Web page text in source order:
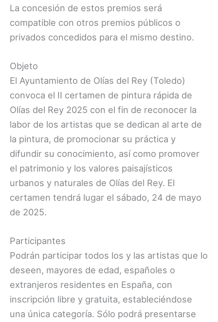
La concesión de estos premios será
compatible con otros premios públicos o
privados concedidos para el mismo destino.
Objeto
El Ayuntamiento de Olías del Rey (Toledo)
convoca el II certamen de pintura rápida de
Olías del Rey 2025 con el fin de reconocer la
labor de los artistas que se dedican al arte de
la pintura, de promocionar su práctica y
difundir su conocimiento, así como promover
el patrimonio y los valores paisajísticos
urbanos y naturales de Olías del Rey. El
certamen tendrá lugar el sábado, 24 de mayo
de 2025.
Participantes
Podrán participar todos los y las artistas que lo
deseen, mayores de edad, españoles o
extranjeros residentes en España, con
inscripción libre y gratuita, estableciéndose
una única categoría. Sólo podrá presentarse